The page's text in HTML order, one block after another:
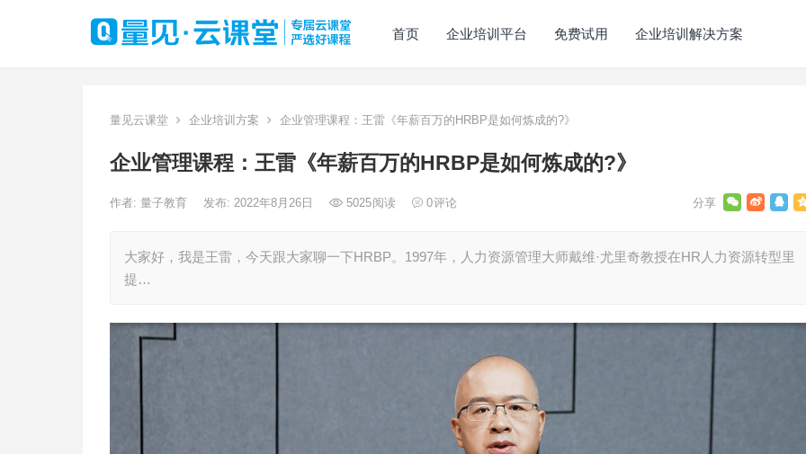
首页 企业培训平台 免费试用 企业培训解决方案
量见云课堂 企业培训方案 企业管理课程：王雷《年薪百万的HRBP是如何炼成的?》
企业管理课程：王雷《年薪百万的HRBP是如何炼成的?》
作者: 量子教育 发布: 2022年8月26日 5025阅读 0评论
大家好，我是王雷，今天跟大家聊一下HRBP。1997年，人力资源管理大师戴维·尤里奇教授在HR人力资源转型里
提…